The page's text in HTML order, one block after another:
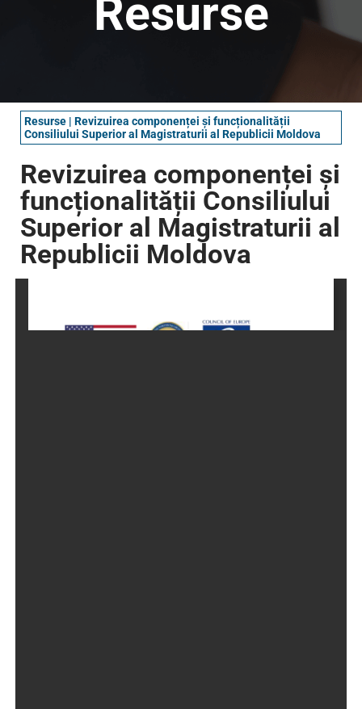
Resurse
Resurse | Revizuirea componenței și funcționalității
Consiliului Superior al Magistraturii al Republicii Moldova
Revizuirea componenței și
funcționalității Consiliului
Superior al Magistraturii al
Republicii Moldova